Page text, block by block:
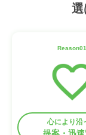
選
Reason01
心により沿